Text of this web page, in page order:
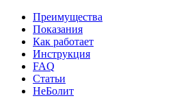
Преимущества
Показания
Как работает
Инструкция
FAQ
Статьи
НеБолит